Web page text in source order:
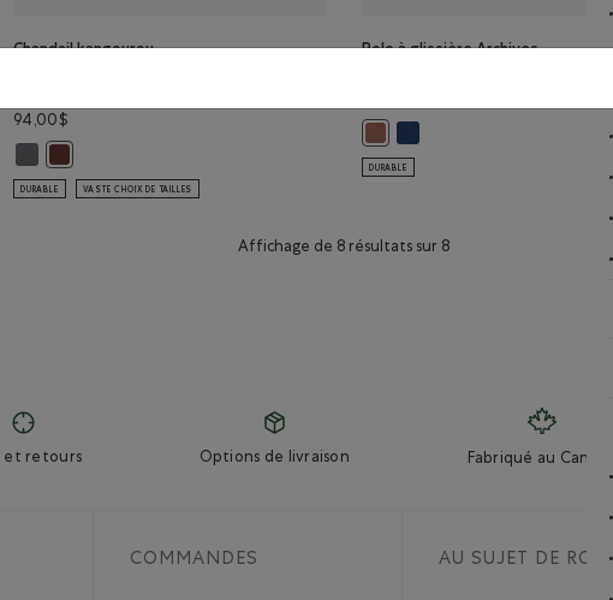
Couleur
MARINE Couleur
Chandail kangourou
94,00$
Chandail kangourou original à capuchon en coton bio: GRIS FALAISE Couleur
DURABLE VASTE CHOIX DE TAILLES
Polo à glissière Archives
Polo à glissière Archives RBA:
Polo à glissière Archives RBA:
DURABLE
Affichage de 8 résultats sur 8
et retours Options de livraison Fabriqué au Canada
COMMANDES AU SUJET DE